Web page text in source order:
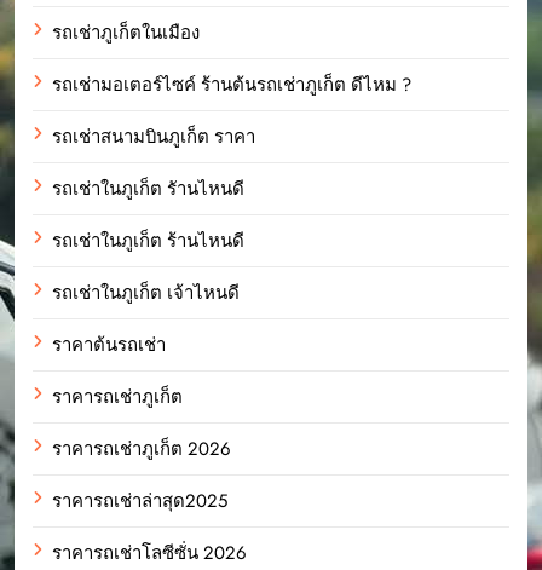
รถเช่าภูเก็ตในเมือง
รถเช่ามอเตอร์ไซค์ ร้านต้นรถเช่าภูเก็ต ดีไหม ?
รถเช่าสนามบินภูเก็ต ราคา
รถเช่าในภูเก็ต รัานไหนดี
รถเช่าในภูเก็ต ร้านไหนดี
รถเช่าในภูเก็ต เจ้าไหนดี
ราคาต้นรถเช่า
ราคารถเช่าภูเก็ต
ราคารถเช่าภูเก็ต 2026
ราคารถเช่าล่าสุด2025
ราคารถเช่าโลซีซั่น 2026